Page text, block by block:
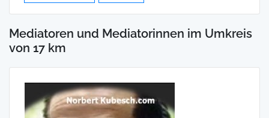
Mediatoren und Mediatorinnen im Umkreis
von 17 km